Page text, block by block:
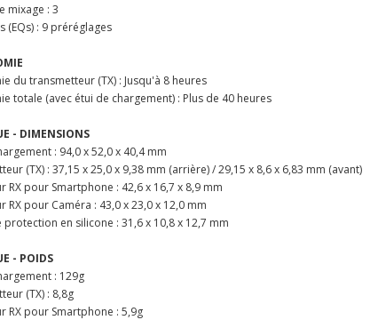
mixage : 3
(EQs) : 9 préréglages
du transmetteur (TX) : Jusqu'à 8 heures
totale (avec étui de chargement) : Plus de 40 heures
- DIMENSIONS
: 94,0 x 52,0 x 40,4 mm
(TX) : 37,15 x 25,0 x 9,38 mm (arrière) / 29,15 x 8,6 x 6,83 mm (avant)
RX pour Smartphone : 42,6 x 16,7 x 8,9 mm
RX pour Caméra : 43,0 x 23,0 x 12,0 mm
protection en silicone : 31,6 x 10,8 x 12,7 mm
- POIDS
: 129g
(TX) : 8,8g
RX pour Smartphone : 5,9g